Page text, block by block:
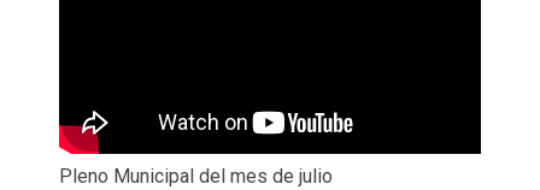
Pleno Municipal del mes de julio